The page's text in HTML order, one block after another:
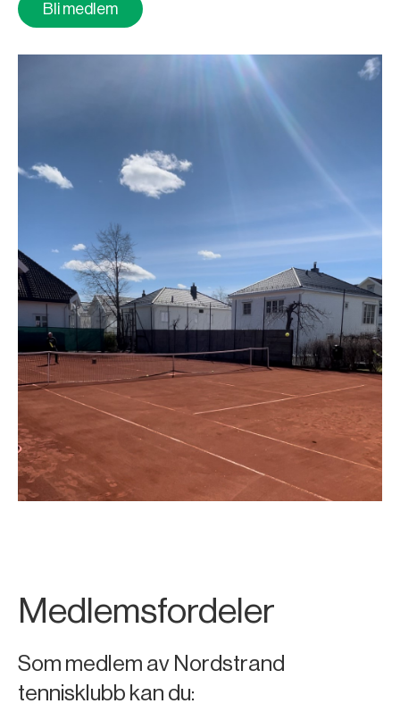
Bli medlem
Medlemsfordeler
Som medlem av Nordstrand
tennisklubb kan du: